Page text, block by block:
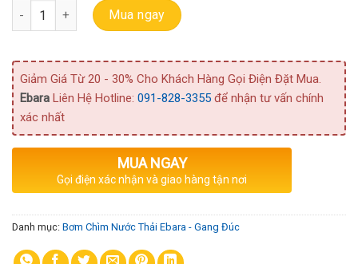
Bơm Chìm Thải Ebara 50 DVSA 5 1.5 (LS50) số lượng
Mua ngay
Giảm Giá Từ 20 - 30% Cho Khách Hàng Gọi Điện Đặt Mua.
Ebara Liên Hệ Hotline: 091-828-3355 để nhận tư vấn chính
xác nhất
MUA NGAY
Gọi điện xác nhận và giao hàng tận nơi
Danh mục: Bơm Chìm Nước Thải Ebara - Gang Đúc